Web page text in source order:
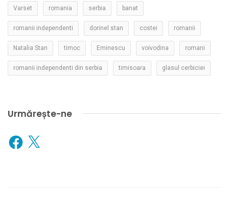
Varset romania serbia banat
romanii independenti dorinel stan costei romanii
Natalia Stan timoc Eminescu voivodina romani
romanii independenti din serbia timisoara glasul cerbiciei
Urmărește-ne
Facebook
X